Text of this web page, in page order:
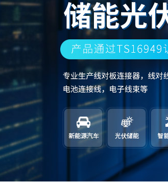
OD注册是一家自主研发、生产和销售连接器
厂”之称的东莞市虎门镇，交通十分便利。
公司简介 企业文化
企业形象 合作伙伴
OD注册是一家自主研发、生产和销售连接器
厂”之称的东莞市虎门镇，交通十分便利。
公司动态 行业资讯